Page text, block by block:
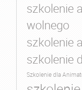
szkolenie
wolnego
szkolenie
szkolenie
Szkolenie dla